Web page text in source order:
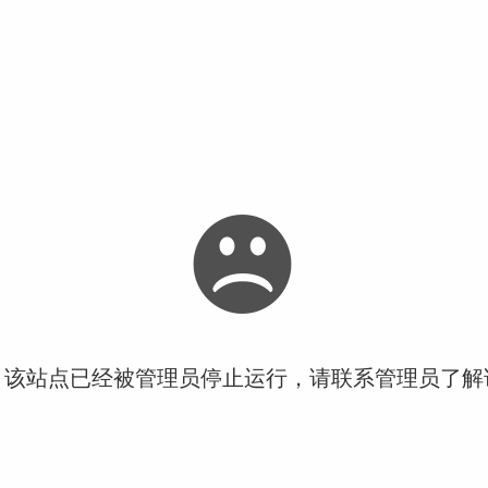
站点已经被管理员停止运行，请联系管理员了